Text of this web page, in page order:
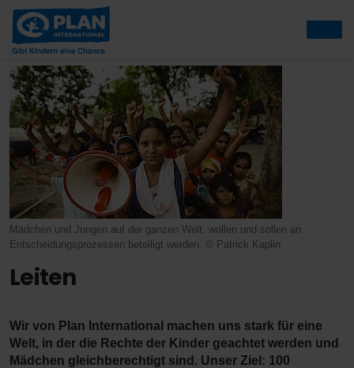
Mädchen und Jungen auf der ganzen Welt, wollen und sollen an
Entscheidungsprozessen beteiligt werden. © Patrick Kaplin
Leiten
Wir von Plan International machen uns stark für eine
Welt, in der die Rechte der Kinder geachtet werden und
Mädchen gleichberechtigt sind. Unser Ziel: 100